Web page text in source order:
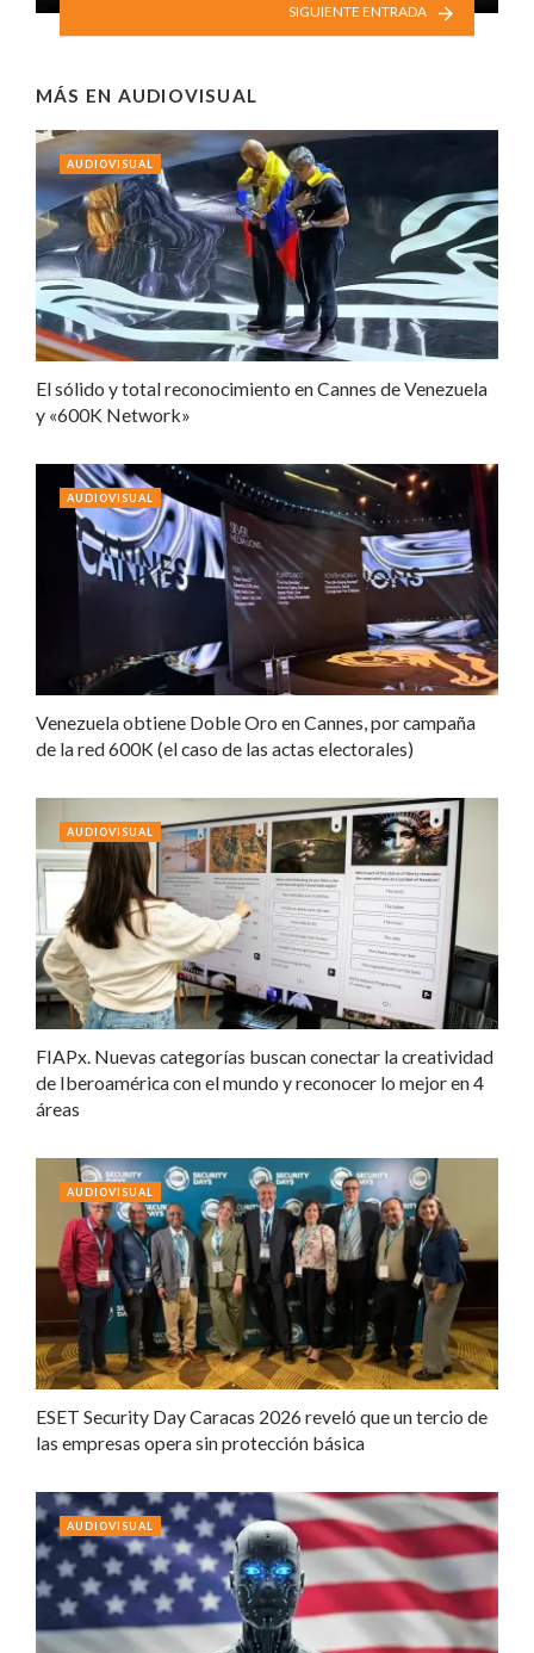
SIGUIENTE ENTRADA
MÁS EN AUDIOVISUAL
El sólido y total reconocimiento en Cannes de Venezuela
y «600K Network»
AUDIOVISUAL
Venezuela obtiene Doble Oro en Cannes, por campaña
de la red 600K (el caso de las actas electorales)
AUDIOVISUAL
FIAPx. Nuevas categorías buscan conectar la creatividad
de Iberoamérica con el mundo y reconocer lo mejor en 4
áreas
AUDIOVISUAL
ESET Security Day Caracas 2026 reveló que un tercio de
las empresas opera sin protección básica
AUDIOVISUAL
AUDIOVISUAL